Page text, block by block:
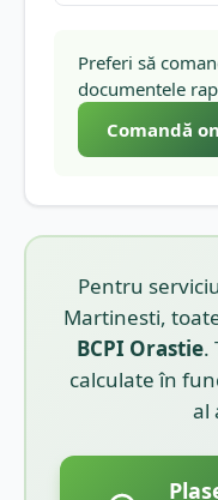
Preferi să
documentele
Comandă
Pentru
Martinesti,
BCPI Orastie.
calculate în
al